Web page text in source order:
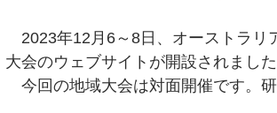
2023年12月6～8日、オーストラリ
大会のウェブサイトが開設されました
今回の地域大会は対面開催です。